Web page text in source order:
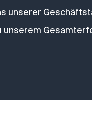
unserer
unserem